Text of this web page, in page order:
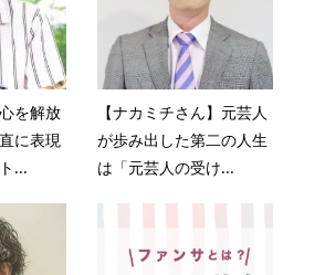
を解放
に表現
...
【ナカミチさん】元芸人
が歩み出した第二の人生
は「元芸人の受け...